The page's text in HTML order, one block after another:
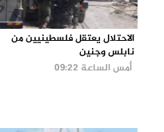
الاحتلال يعتقل فلسطينيين من
نابلس وجنين
أمس الساعة 09:22